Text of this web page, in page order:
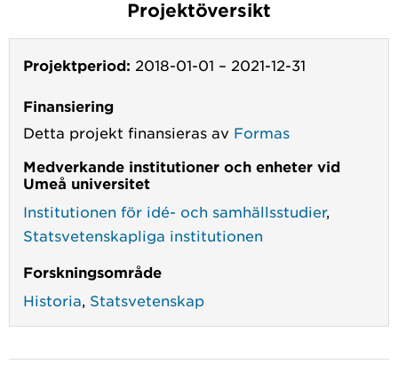
Projektöversikt
Projektperiod: 2018-01-01 – 2021-12-31
Finansiering
Detta projekt finansieras av Formas
Medverkande institutioner och enheter vid
Umeå universitet
Institutionen för idé- och samhällsstudier,
Statsvetenskapliga institutionen
Forskningsområde
Historia Statsvetenskap